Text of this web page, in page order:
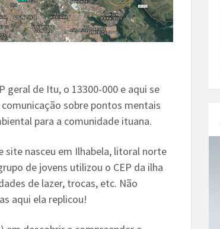
geral de Itu, o 13300-000 e aqui se
sobre pontos mentais
para a comunidade ituana.
site nasceu em Ilhabela, litoral norte
de jovens utilizou o CEP da ilha
de lazer, trocas, etc. Não
aqui ela replicou!